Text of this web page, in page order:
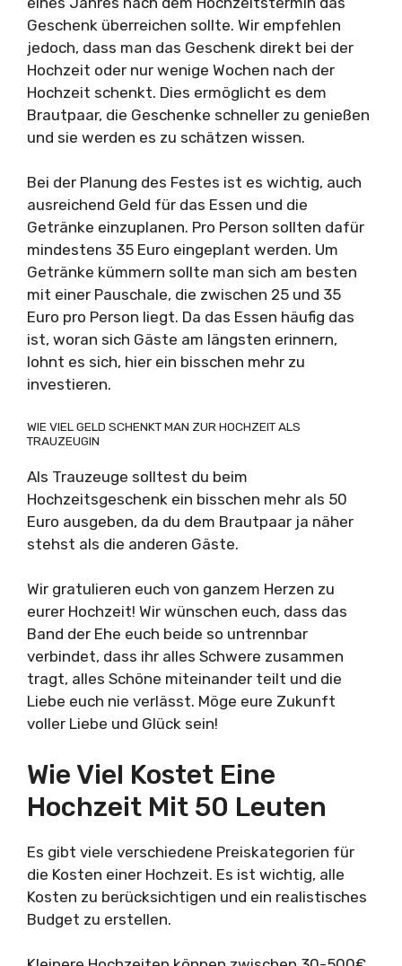
Geschenk überreichen sollte. Wir empfehlen
jedoch, dass man das Geschenk direkt bei der
Hochzeit oder nur wenige Wochen nach der
Hochzeit schenkt. Dies ermöglicht es dem
Brautpaar, die Geschenke schneller zu genießen
und sie werden es zu schätzen wissen.
Bei der Planung des Festes ist es wichtig, auch
ausreichend Geld für das Essen und die
Getränke einzuplanen. Pro Person sollten dafür
mindestens 35 Euro eingeplant werden. Um
Getränke kümmern sollte man sich am besten
mit einer Pauschale, die zwischen 25 und 35
Euro pro Person liegt. Da das Essen häufig das
ist, woran sich Gäste am längsten erinnern,
lohnt es sich, hier ein bisschen mehr zu
investieren.
WIE VIEL GELD SCHENKT MAN ZUR HOCHZEIT ALS
TRAUZEUGIN
Als Trauzeuge solltest du beim
Hochzeitsgeschenk ein bisschen mehr als 50
Euro ausgeben, da du dem Brautpaar ja näher
stehst als die anderen Gäste.
Wir gratulieren euch von ganzem Herzen zu
eurer Hochzeit! Wir wünschen euch, dass das
Band der Ehe euch beide so untrennbar
verbindet, dass ihr alles Schwere zusammen
tragt, alles Schöne miteinander teilt und die
Liebe euch nie verlässt. Möge eure Zukunft
voller Liebe und Glück sein!
Wie Viel Kostet Eine
Hochzeit Mit 50 Leuten
Es gibt viele verschiedene Preiskategorien für
die Kosten einer Hochzeit. Es ist wichtig, alle
Kosten zu berücksichtigen und ein realistisches
Budget zu erstellen.